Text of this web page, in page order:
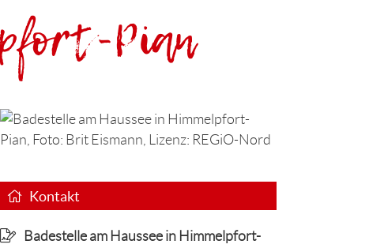
Pian
Kontakt
Badestelle am Haussee in Himmelpfort-